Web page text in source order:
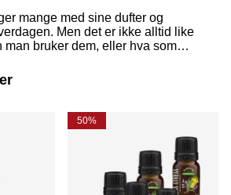
mange med sine dufter og
Men det er ikke alltid like
man bruker dem, eller hva som
– enkelt og inspirerende
50%